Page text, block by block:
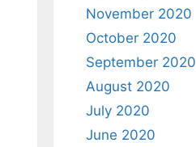
November 2020
October 2020
September 2020
August 2020
July 2020
June 2020